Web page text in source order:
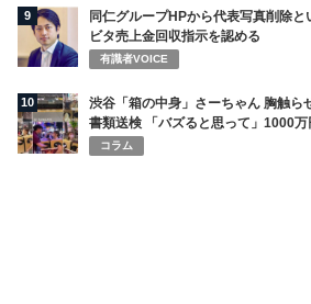
9
同仁グループHPから代表写真削除
ビタ売上金回収指示を認める
有識者VOICE
10
渋谷「箱の中身」さーちゃん 胸触ら
書類送検 「バズると思って」1000
コラム